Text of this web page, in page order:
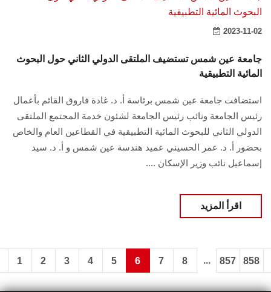
2023-11-02
جامعة عين شمس تستضيف الملتقى الدولي الثاني حول البحوث
المائية التطبيقية
استضافت جامعة عين شمس برئاسة أ. د. غادة فاروق القائم بأعمال
رئيس الجامعة ونائب رئيس الجامعة لشئون خدمة المجتمع الملتقى
الدولي الثاني للبحوث المائية التطبيقية في القطاعين العام والخاص
بحضور أ. د. عمر الحسيني عميد هندسة عين شمس و أ. د. سيد
إسماعيل نائب وزير الإسكان ....
اقرأ المزيد
1 2 3 4 5 6 7 8 ... 857 858